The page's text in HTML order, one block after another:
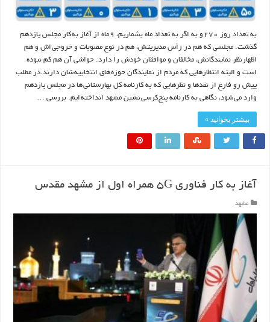
به تعداد روز ۲۷۰ و به اگر به تعداد ماه بشماریم، ۹ ماه از آغاز به کار مجلس یازدهم
گذشت. مجلسی که هم در رأس مدیریتش، هم در نوع مصوبات و خروجی اش و هم
اظهارنظر نمایندگانش، مخالفان و موافقان خودش را دارد. حواشی آن هم کم نبوده
است و البته انتظارهایی که مردم از نمایندگان حوزه های انتخابیه شان دارند.در مطلب
پیش رو فارغ از نقدها و نظرهایی که به کارنامه کل بهارستانی ها در مجلس یازدهم
وارد می شود، نگاهی به کارنامه پنج کرسی نشین مشهد انداخته ایم. بررسی …
بیشتر بخوانید »
آغاز به کار فناوری ۵G همراه اول از مشهد مقدس
مشهد